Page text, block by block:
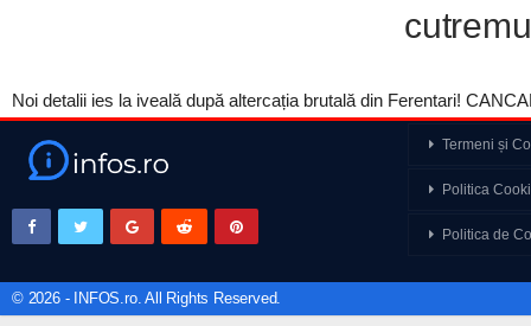
Noi detalii ies la iveală după altercația brutală din Ferentari!
Termeni și
Politica
Politica de
Războiul din
amoros care i-a
© 2026 - INFOS.ro. All Rights Reserved.